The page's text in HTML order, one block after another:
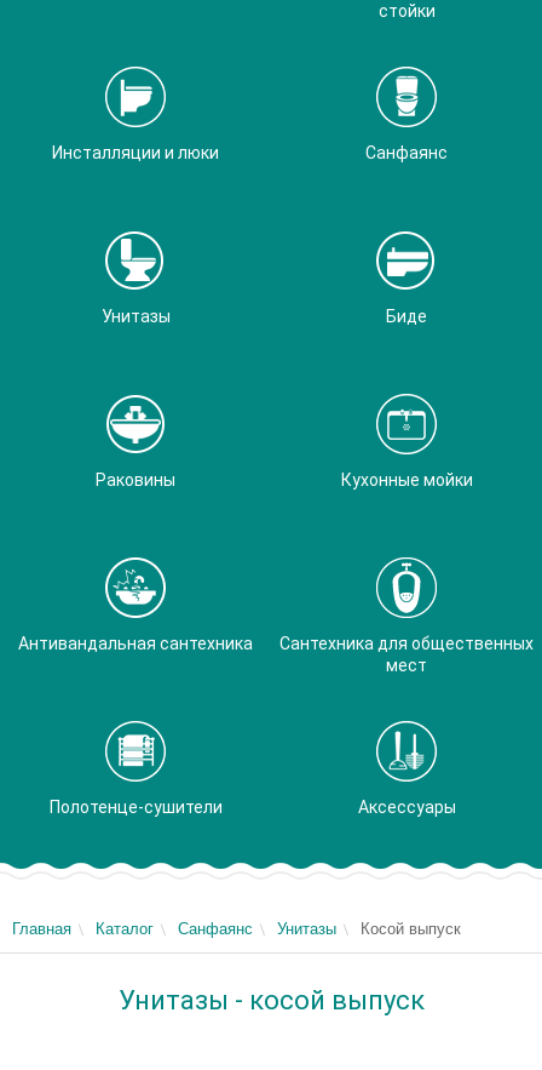
стойки
Инсталляции и люки Санфаянс
Унитазы Биде
Раковины Кухонные мойки
Антивандальная сантехника
Сантехника для общественных
мест
Полотенце-сушители Аксессуары
Главная Каталог Санфаянс Унитазы Косой выпуск
Унитазы - косой выпуск